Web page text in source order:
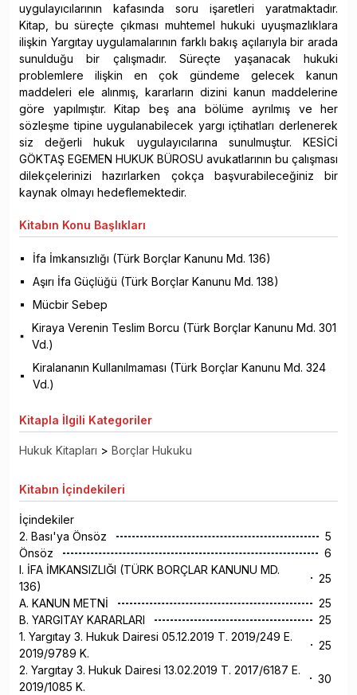
uygulayıcılarının kafasında soru işaretleri yaratmaktadır.
Kitap, bu süreçte çıkması muhtemel hukuki uyuşmazlıklara
ilişkin Yargıtay uygulamalarının farklı bakış açılarıyla bir arada
sunulduğu bir çalışmadır. Süreçte yaşanacak hukuki
problemlere ilişkin en çok gündeme gelecek kanun
maddeleri ele alınmış, kararların dizini kanun maddelerine
göre yapılmıştır. Kitap beş ana bölüme ayrılmış ve her
sözleşme tipine uygulanabilecek yargı içtihatları derlenerek
siz değerli hukuk uygulayıcılarına sunulmuştur. KESİCİ
GÖKTAŞ EGEMEN HUKUK BÜROSU avukatlarının bu çalışması
dilekçelerinizi hazırlarken çokça başvurabileceğiniz bir
kaynak olmayı hedeflemektedir.
Kitabın Konu Başlıkları
İfa İmkansızlığı (Türk Borçlar Kanunu Md. 136)
Aşırı İfa Güçlüğü (Türk Borçlar Kanunu Md. 138)
Mücbir Sebep
Kiraya Verenin Teslim Borcu (Türk Borçlar Kanunu Md. 301
Vd.)
Kiralananın Kullanılmaması (Türk Borçlar Kanunu Md. 324
Vd.)
Kitapla İlgili Kategoriler
Hukuk Kitapları > Borçlar Hukuku
Kitabın İçindekileri
İçindekiler
2. Bası'ya Önsöz
5
Önsöz
6
I. İFA İMKANSIZLIĞI (TÜRK BORÇLAR KANUNU MD.
136)
25
A. KANUN METNİ
25
B. YARGITAY KARARLARI
25
1. Yargıtay 3. Hukuk Dairesi 05.12.2019 T. 2019/249 E.
2019/9789 K.
25
2. Yargıtay 3. Hukuk Dairesi 13.02.2019 T. 2017/6187 E.
2019/1085 K.
30